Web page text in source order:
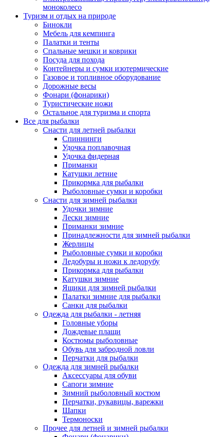
моноколесо
Туризм и отдых на природе
Бинокли
Мебель для кемпинга
Палатки и тенты
Спальные мешки и коврики
Посуда для похода
Контейнеры и сумки изотермические
Газовое и топливное оборудование
Дорожные весы
Фонари (фонарики)
Туристические ножи
Остальное для туризма и спорта
Все для рыбалки
Снасти для летней рыбалки
Спиннинги
Удочка поплавочная
Удочка фидерная
Приманки
Катушки летние
Прикормка для рыбалки
Рыболовные сумки и коробки
Снасти для зимней рыбалки
Удочки зимние
Лески зимние
Приманки зимние
Принадлежности для зимней рыбалки
Жерлицы
Рыболовные сумки и коробки
Ледобуры и ножи к ледорубу
Прикормка для рыбалки
Катушки зимние
Ящики для зимней рыбалки
Палатки зимние для рыбалки
Санки для рыбалки
Одежда для рыбалки - летняя
Головные уборы
Дождевые плащи
Костюмы рыболовные
Обувь для забродной ловли
Перчатки для рыбалки
Одежда для зимней рыбалки
Аксессуары для обуви
Сапоги зимние
Зимний рыболовный костюм
Перчатки, рукавицы, варежки
Шапки
Термоноски
Прочее для летней и зимней рыбалки